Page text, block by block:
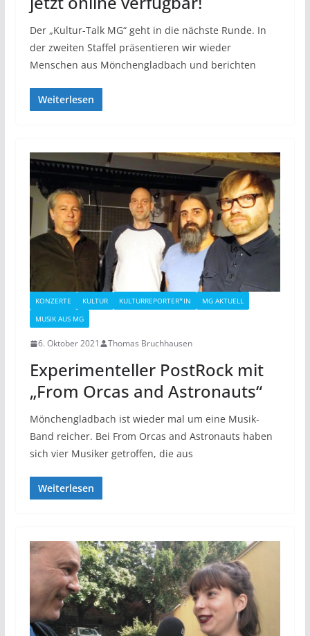
Der „Kultur-Talk MG“ geht in die nächste Runde. In
der zweiten Staffel präsentieren wir wieder
Menschen aus Mönchengladbach und berichten
Weiterlesen
KONZERTE KULTUR KULTURREPORTER*IN
MG AKTUELL
MUSIK AUS MG
6. Oktober 2021 Thomas Bruchhausen
Experimenteller PostRock mit
„From Orcas and Astronauts“
Mönchengladbach ist wieder mal um eine Musik-
Band reicher. Bei From Orcas and Astronauts haben
sich vier Musiker getroffen, die aus
Weiterlesen